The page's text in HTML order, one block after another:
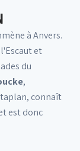
à Anvers.
et
du
,
connaît
est donc